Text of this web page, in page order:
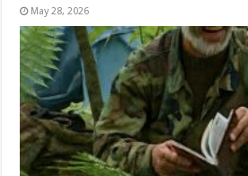
May 28, 2026